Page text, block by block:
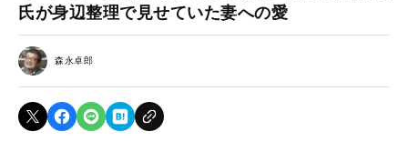
氏が身辺整理で見せていた妻への愛
森永卓郎